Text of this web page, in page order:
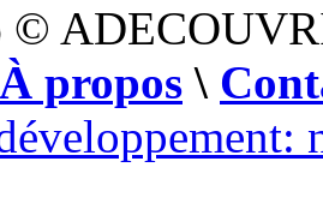
©
À propos \